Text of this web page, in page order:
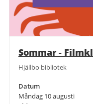
Sommar -
Hjällbo bibliotek
Datum
Måndag 10 augusti